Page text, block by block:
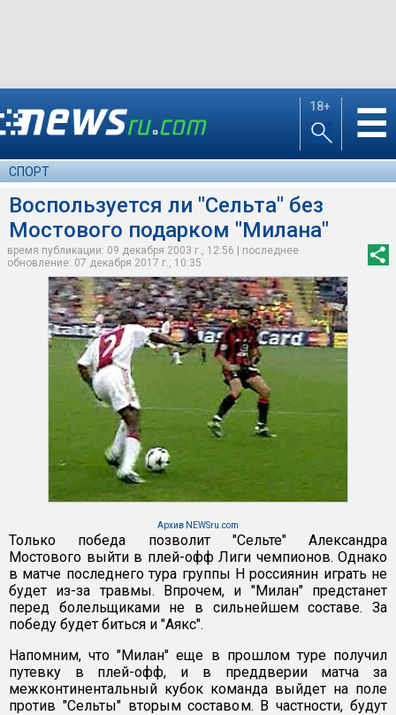
18+ ☰
СПОРТ
Воспользуется ли "Сельта" без
Мостового подарком "Милана"
время публикации: 09 декабря 2003 г., 12:56 | последнее
обновление: 07 декабря 2017 г., 10:35
Архив NEWSru.com
Только победа позволит "Сельте" Александра
Мостового выйти в плей-офф Лиги чемпионов. Однако
в матче последнего тура группы Н россиянин играть не
будет из-за травмы. Впрочем, и "Милан" предстанет
перед болельщиками не в сильнейшем составе. За
победу будет биться и "Аякс".
Напомним, что "Милан" еще в прошлом туре получил
путевку в плей-офф, и в преддверии матча за
межконтинентальный кубок команда выйдет на поле
против "Сельты" вторым составом. В частности, будут